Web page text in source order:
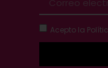
Acepto la